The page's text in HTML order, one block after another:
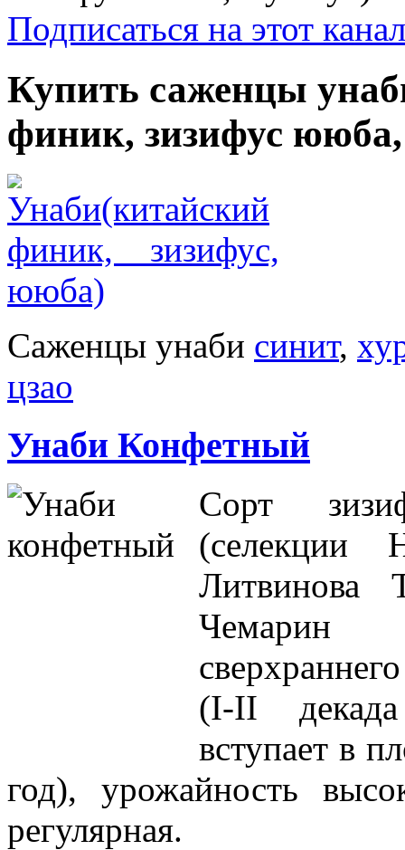
Подписаться на этот
Купить саженцы
финик, зизифус
Саженцы унаби синит,
цзао
Унаби Конфетный
Сорт
(селекции
Литвинова
(I-II
вступает в
год), урожайность
регулярная.